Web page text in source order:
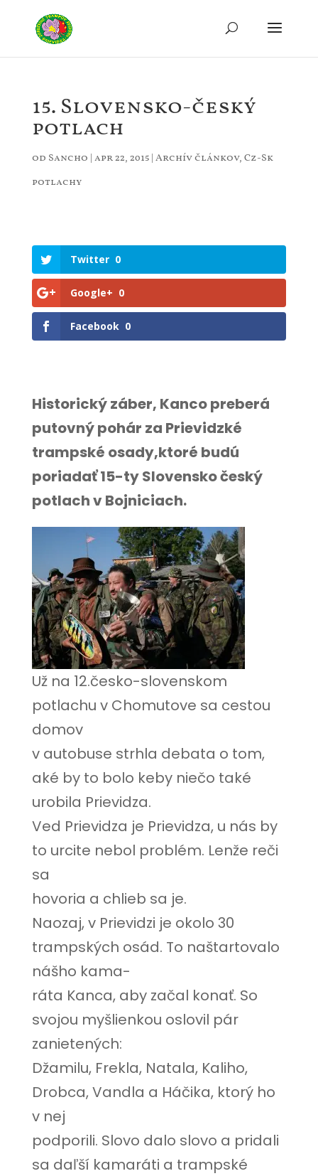
15. Slovensko-český
potlach
od Sancho | apr 22, 2015| Archív článkov, Cz-Sk
potlachy
Twitter 0
Google+ 0
Facebook 0
Historický záber, Kanco preberá
putovný pohár za Prievidzké
trampské osady,ktoré budú
poriadať 15-ty Slovensko český
potlach v Bojniciach.
Už na 12.česko-slovenskom
potlachu v Chomutove sa cestou
domov
v autobuse strhla debata o tom,
aké by to bolo keby niečo také
urobila Prievidza.
Ved Prievidza je Prievidza, u nás by
to urcite nebol problém. Lenže reči
sa
hovoria a chlieb sa je.
Naozaj, v Prievidzi je okolo 30
trampských osád. To naštartovalo
nášho kama-
ráta Kanca, aby začal konať. So
svojou myšlienkou oslovil pár
zanietených:
Džamilu, Frekla, Natala, Kaliho,
Drobca, Vandla a Háčika, ktorý ho
v nej
podporili. Slovo dalo slovo a pridali
sa daľší kamaráti a trampské